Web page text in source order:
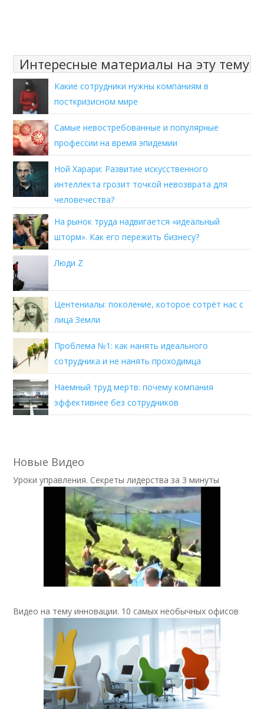
Интересные материалы на эту тему
Какие сотрудники нужны компаниям в
посткризисном мире
Самые невостребованные и популярные
профессии на время эпидемии
Ной Харари: Развитие искусственного
интеллекта грозит точкой невозврата для
человечества?
На рынок труда надвигается «идеальный
шторм». Как его пережить бизнесу?
Люди Z
Центениалы: поколение, которое сотрёт нас с
лица Земли
Проблема №1: как нанять идеального
сотрудника и не нанять проходимца
Наемный труд мертв: почему компания
эффективнее без сотрудников
Новые Видео
Уроки управления. Секреты лидерства за 3 минуты
Видео на тему инновации. 10 самых необычных офисов